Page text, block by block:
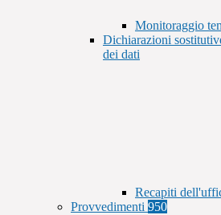
Monitoraggio
Dichiarazioni
dei dati
Recapiti
Provvedimenti 950